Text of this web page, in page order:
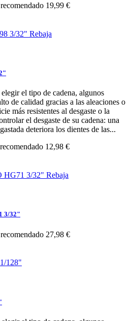
19,99 €
Rebaja
el tipo de cadena, algunos
de calidad gracias a las aleaciones o
más resistentes al desgaste o la
el desgaste de su cadena: una
deteriora los dientes de las...
12,98 €
Rebaja
3/32"
27,98 €